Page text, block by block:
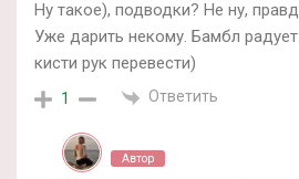
Ну такое), подводки? Не ну,
Уже дарить некому. Бамбл
кисти рук перевести)
1 Ответить
Автор